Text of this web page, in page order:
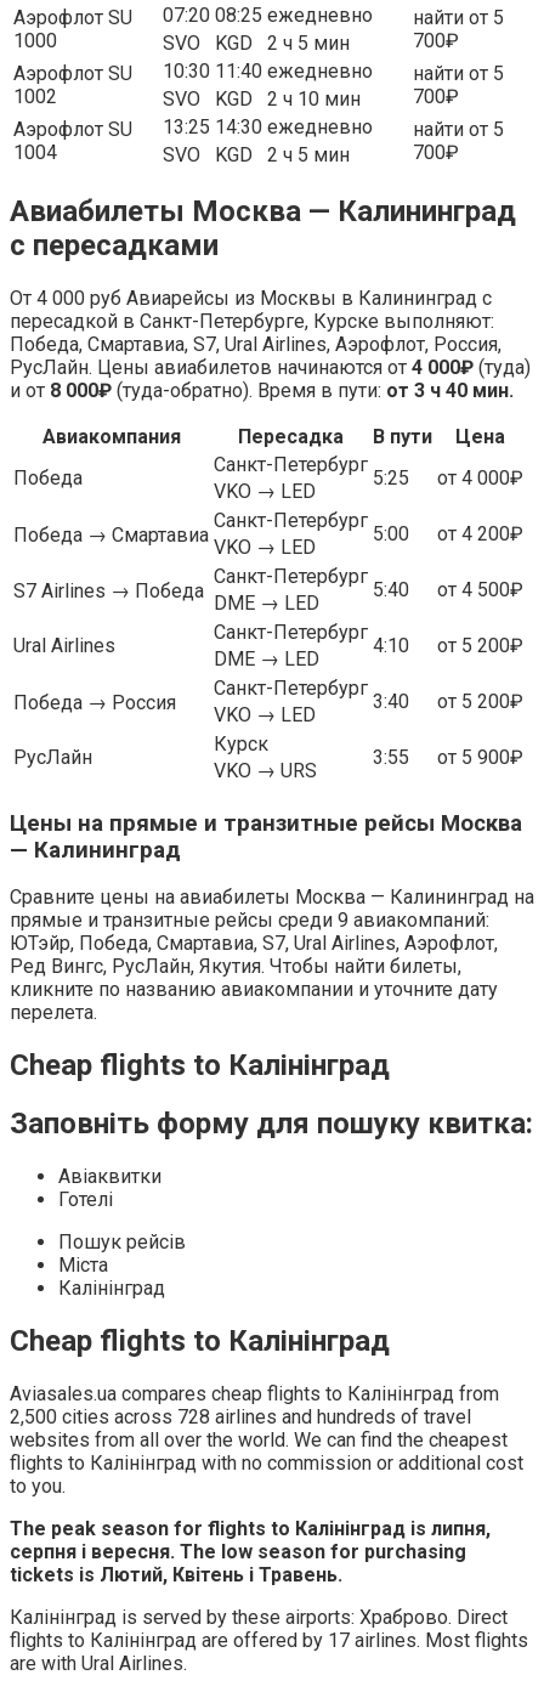
Аэрофлот SU
1000
07:20 08:25 ежедневно
найти от 5
700₽
SVO KGD
2 ч 5 мин
Аэрофлот SU
1002
10:30 11:40 ежедневно
найти от 5
700₽
SVO KGD
2 ч 10 мин
Аэрофлот SU
1004
13:25 14:30 ежедневно
найти от 5
700₽
SVO KGD 2 ч 5 мин
Авиабилеты Москва — Калининград
c пересадками
От 4 000 руб Авиарейсы из Москвы в Калининград с
пересадкой в Санкт-Петербурге, Курске выполняют:
Победа, Смартавиа, S7, Ural Airlines, Аэрофлот, Россия,
РусЛайн. Цены авиабилетов начинаются от 4 000₽ (туда)
и от 8 000₽ (туда-обратно). Время в пути: от 3 ч 40 мин.
Авиа­компания
Пере­садка В пути
Цена
Победа
Санкт-Петербург
VKO → LED
5:25 от 4 000₽
Победа → Смартавиа
Санкт-Петербург
VKO → LED
5:00 от 4 200₽
S7 Airlines → Победа
Санкт-Петербург
DME → LED
5:40 от 4 500₽
Ural Airlines
Санкт-Петербург
DME → LED
4:10 от 5 200₽
Победа → Россия
Санкт-Петербург
VKO → LED
3:40 от 5 200₽
РусЛайн
Курск
VKO → URS
3:55 от 5 900₽
Цены на прямые и транзитные рейсы Москва
— Калининград
Сравните цены на авиабилеты Москва — Калининград на
прямые и транзитные рейсы среди 9 авиа­компаний:
ЮТэйр, Победа, Смартавиа, S7, Ural Airlines, Аэрофлот,
Ред Вингс, РусЛайн, Якутия. Чтобы найти билеты,
кликните по названию авиакомпании и уточните дату
перелета.
Cheap flights to Калінінград
Заповніть форму для пошуку квитка:
Авіаквитки
Готелі
Пошук рейсів
Міста
Калінінград
Cheap flights to Калінінград
Aviasales.ua compares cheap flights to Калінінград from
2,500 cities across 728 airlines and hundreds of travel
websites from all over the world. We can find the cheapest
flights to Калінінград with no commission or additional cost
to you.
The peak season for flights to Калінінград is липня,
серпня і вересня. The low season for purchasing
tickets is Лютий, Квітень і Травень.
Калінінград is served by these airports: Храброво. Direct
flights to Калінінград are offered by 17 airlines. Most flights
are with Ural Airlines.